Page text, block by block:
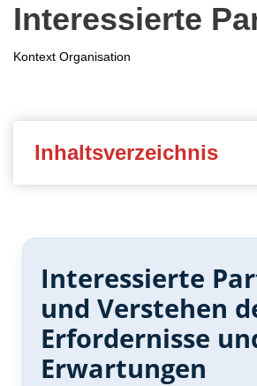
Interessierte
Kontext Organisation
Inhaltsverzeichnis
Interessierte
und Verstehen
Erfordernisse
Erwartungen